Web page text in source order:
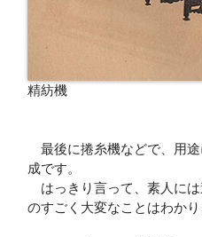
精紡機
最後に捲糸機などで、用
成です。
はっきり言って、素人に
のすごく大変なことはわかり